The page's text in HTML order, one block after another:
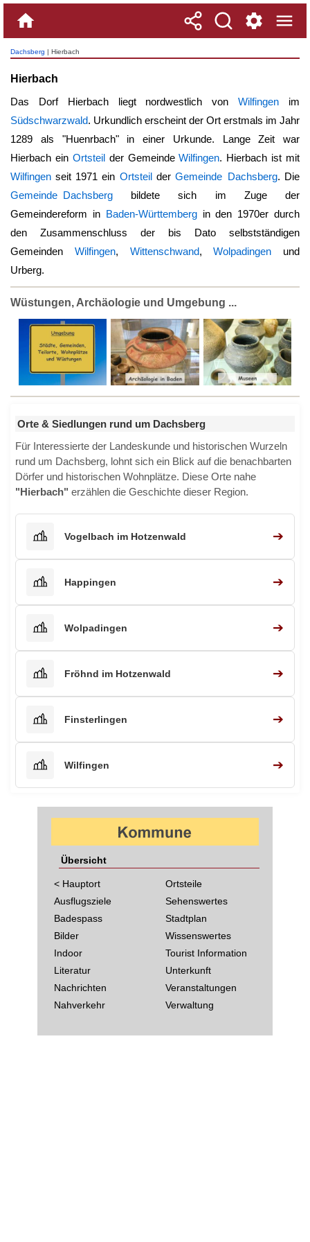
Dachsberg | Hierbach
Hierbach
Das Dorf Hierbachliegt nordwestlich vonWilfingen im
Südschwarzwald. Urkundlich erscheint der Ort erstmals im Jahr
1289 als "Huenrbach" in einer Urkunde. Lange Zeit war
Hierbach ein Ortsteilder GemeindeWilfingen. Hierbach ist mit
Wilfingen seit 1971 ein Ortsteilder Gemeinde Dachsberg. Die
Gemeinde Dachsberg bildete sich im Zuge der
Gemeindereform in Baden-Württembergin den 1970er durch
den Zusammenschluss der bis Dato selbstständigen
Gemeinden Wilfingen, Wittenschwand,Wolpadingen und
Urberg.
Wüstungen, Archäologie und Umgebung ...
Orte & Siedlungen rund um Dachsberg
Für Interessierte der Landeskunde und historischen Wurzeln
rund um Dachsberg, lohnt sich ein Blick auf die benachbarten
Dörfer und historischen Wohnplätze. Diese Orte nahe
"Hierbach" erzählen die Geschichte dieser Region.
Vogelbach im Hotzenwald ➔
Happingen ➔
Wolpadingen ➔
Fröhnd im Hotzenwald ➔
Finsterlingen ➔
Wilfingen ➔
Übersicht
< Hauptort
Ausflugsziele
Badespass
Bilder
Indoor
Literatur
Nachrichten
Nahverkehr
Ortsteile
Sehenswertes
Stadtplan
Wissenswertes
Tourist Information
Unterkunft
Veranstaltungen
Verwaltung